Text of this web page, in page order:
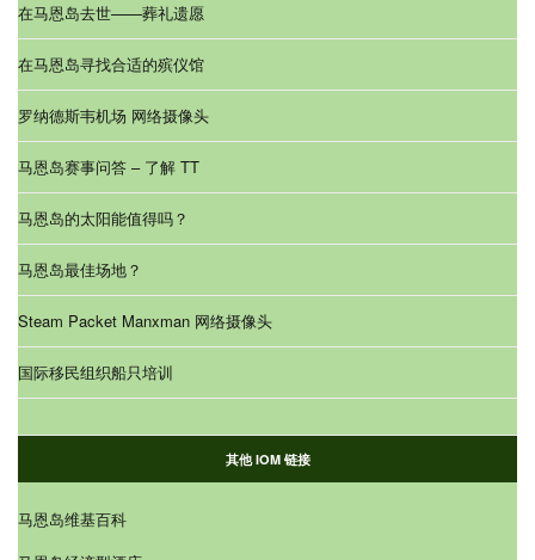
在马恩岛去世——葬礼遗愿
在马恩岛寻找合适的殡仪馆
罗纳德斯韦机场 网络摄像头
马恩岛赛事问答 – 了解 TT
马恩岛的太阳能值得吗？
马恩岛最佳场地？
Steam Packet Manxman 网络摄像头
国际移民组织船只培训
其他 IOM 链接
马恩岛维基百科